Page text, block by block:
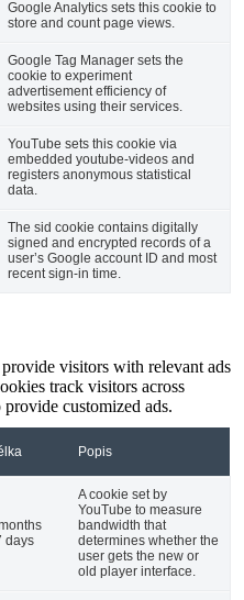
Google Analytics sets this cookie to
store and count page views.
Google Tag Manager sets the
cookie to experiment
advertisement efficiency of
websites using their services.
YouTube sets this cookie via
embedded youtube-videos and
registers anonymous statistical
data.
The sid cookie contains digitally
signed and encrypted records of a
user’s Google account ID and most
recent sign-in time.
visitors with relevant ads
track visitors across
customized ads.
Popis
days
A cookie set by
YouTube to measure
bandwidth that
determines whether the
user gets the new or
old player interface.